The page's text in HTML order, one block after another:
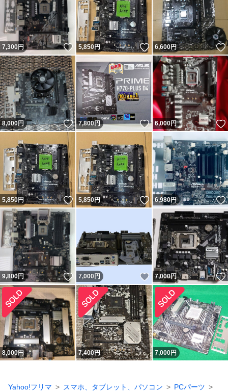
7,300円 いいね！
5,850円 いいね！
6,600円
8,000円 いいね！
7,800円 いいね！
6,000円
5,850円 いいね！
5,850円 いいね！
6,980円
9,800円 いいね！
7,000円 いいね！
7,000円
8,000円 7,400円 7,000円
Yahoo!フリマ スマホ、タブレット、パソコン
PCパーツ